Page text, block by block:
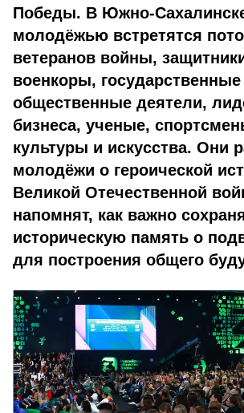
Победы. В Южно-
молодёжью встретятся
ветеранов войны,
военкоры, государственные
общественные деятели,
бизнеса, ученые,
культуры и искусства. Они
молодёжи о героической
Великой Отечественной
напомнят, как важно
историческую память о
для построения общего